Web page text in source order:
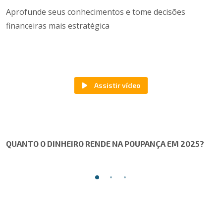
Aprofunde seus conhecimentos e tome decisões
financeiras mais estratégica
QUANTO O DINHEIRO RENDE NA POUPANÇA EM 2025?